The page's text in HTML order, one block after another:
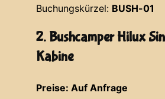
Buchungskürzel: BUSH-01
2. Bushcamper Hilux
Kabine
Preise: Auf Anfrage